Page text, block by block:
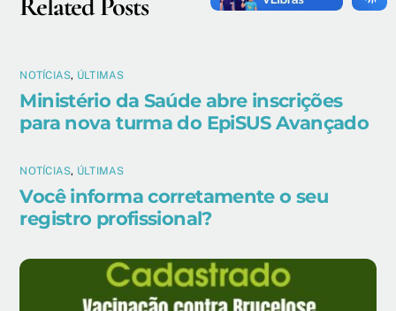
Related Posts
NOTÍCIAS, ÚLTIMAS
Ministério da Saúde abre inscrições
para nova turma do EpiSUS Avançado
NOTÍCIAS, ÚLTIMAS
Você informa corretamente o seu
registro profissional?